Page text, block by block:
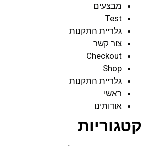
מבצעים
Test
גלריית התקנות
צור קשר
Checkout
Shop
גלריית התקנות
ראשי
אודותינו
קטגוריות